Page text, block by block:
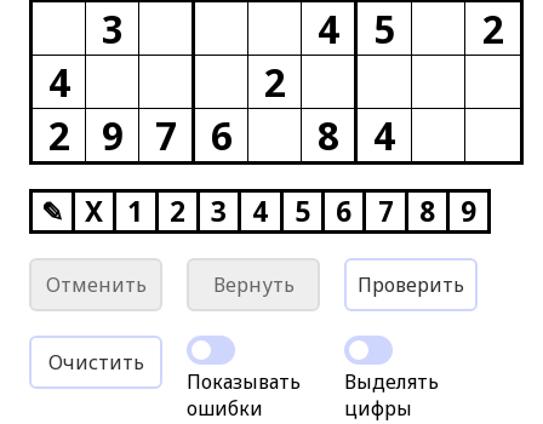
3
4 5
2
4
2
2
9 7 6 8 4
✎ X 1 2 3 4 5 6 7 8 9
Отменить Вернуть Проверить
Очистить
Показывать
ошибки
Выделять
цифры